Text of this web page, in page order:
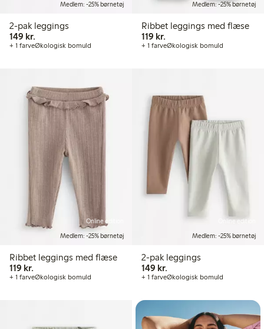
Medlem: -25% børnetøj
2-pak leggings
149 kr.
+ 1 farveØkologisk bomuld
Medlem: -25% børnetøj
Ribbet leggings med flæse
119 kr.119,00 kr.
+ 1 farveØkologisk bomuld
Online edition
Medlem: -25% børnetøj
Ribbet leggings med flæse
119 kr.
+ 1 farveØkologisk bomuld
Online edition
Medlem: -25% børnetøj
2-pak leggings
149 kr.
+ 1 farveØkologisk bomuld